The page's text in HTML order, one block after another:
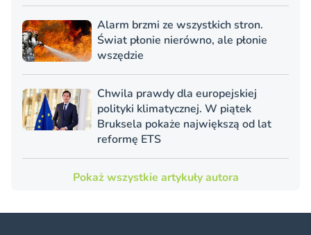
Alarm brzmi ze wszystkich stron.
Świat płonie nierówno, ale płonie
wszędzie
Chwila prawdy dla europejskiej
polityki klimatycznej. W piątek
Bruksela pokaże największą od lat
reformę ETS
Pokaż wszystkie artykuły autora